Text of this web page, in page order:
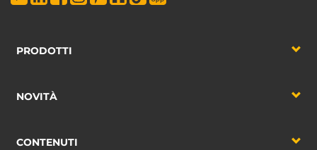
PRODOTTI
NOVITÀ
CONTENUTI